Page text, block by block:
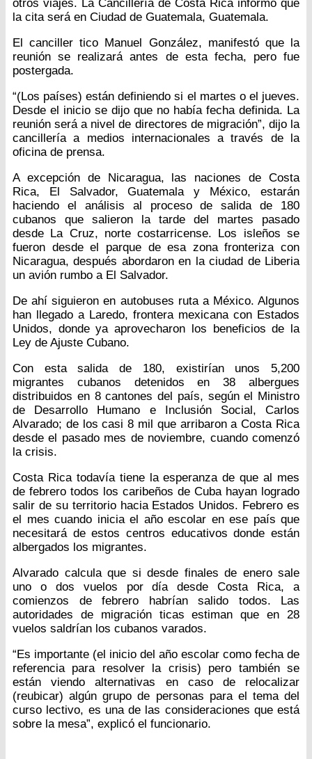
otros viajes. La Cancillería de Costa Rica informó que
la cita será en Ciudad de Guatemala, Guatemala.
El canciller tico Manuel González, manifestó que la
reunión se realizará antes de esta fecha, pero fue
postergada.
“(Los países) están definiendo si el martes o el jueves.
Desde el inicio se dijo que no había fecha definida. La
reunión será a nivel de directores de migración”, dijo la
cancillería a medios internacionales a través de la
oficina de prensa.
A excepción de Nicaragua, las naciones de Costa
Rica, El Salvador, Guatemala y México, estarán
haciendo el análisis al proceso de salida de 180
cubanos que salieron la tarde del martes pasado
desde La Cruz, norte costarricense. Los isleños se
fueron desde el parque de esa zona fronteriza con
Nicaragua, después abordaron en la ciudad de Liberia
un avión rumbo a El Salvador.
De ahí siguieron en autobuses ruta a México. Algunos
han llegado a Laredo, frontera mexicana con Estados
Unidos, donde ya aprovecharon los beneficios de la
Ley de Ajuste Cubano.
Con esta salida de 180, existirían unos 5,200
migrantes cubanos detenidos en 38 albergues
distribuidos en 8 cantones del país, según el Ministro
de Desarrollo Humano e Inclusión Social, Carlos
Alvarado; de los casi 8 mil que arribaron a Costa Rica
desde el pasado mes de noviembre, cuando comenzó
la crisis.
Costa Rica todavía tiene la esperanza de que al mes
de febrero todos los caribeños de Cuba hayan logrado
salir de su territorio hacia Estados Unidos. Febrero es
el mes cuando inicia el año escolar en ese país que
necesitará de estos centros educativos donde están
albergados los migrantes.
Alvarado calcula que si desde finales de enero sale
uno o dos vuelos por día desde Costa Rica, a
comienzos de febrero habrían salido todos. Las
autoridades de migración ticas estiman que en 28
vuelos saldrían los cubanos varados.
“Es importante (el inicio del año escolar como fecha de
referencia para resolver la crisis) pero también se
están viendo alternativas en caso de relocalizar
(reubicar) algún grupo de personas para el tema del
curso lectivo, es una de las consideraciones que está
sobre la mesa”, explicó el funcionario.